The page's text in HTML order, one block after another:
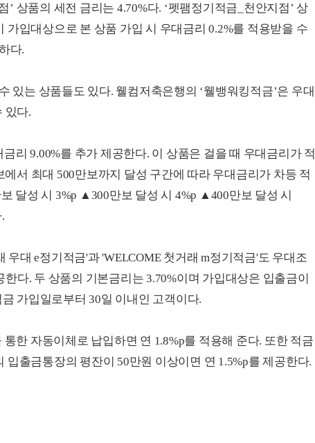
상품의 세전 금리는 4.70%다. ‘펫팸정기적금_천안지점’ 상
입대상으로 본 상품 가입 시 우대금리 0.2%를 적용받을 수
다.
있는 상품들도 있다. 웰컴저축은행의 ‘웰뱅워킹적금’은 우대
있다.
리 9.00%를 추가 제공한다. 이 상품은 걸을 때 우대금리가 적
서 최대 500만보까지 달성 구간에 따라 우대금리가 차등 적
달성 시 3%p ▲300만보 달성 시 4%p ▲400만보 달성 시
우대 e정기적금'과 'WELCOME 첫거래 m정기적금'도 우대조
다. 두 상품의 기본금리는 3.70%이며 가입대상은 입출금이
가입일로부터 30일 이내인 고객이다.
한 자동이체로 납입하면 연 1.8%p를 적용해 준다. 또한 적금
출금통장의 평잔이 50만원 이상이면 연 1.5%p를 제공한다.